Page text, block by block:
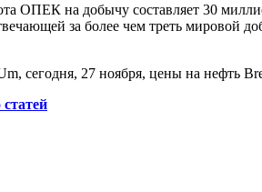
ОПЕК на добычу составляет 30
за более чем треть мировой
сегодня, 27 ноября, цены на нефть